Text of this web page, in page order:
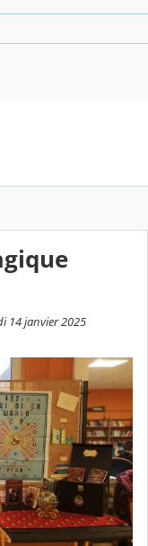
14 janvier 2025